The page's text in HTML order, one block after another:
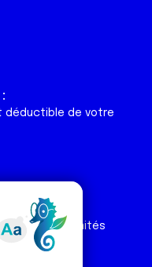
déductible de votre
Ligue & comités
chercheur